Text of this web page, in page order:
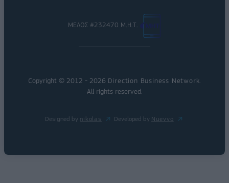
ΜΕΛΟΣ #232470 Μ.Η.Τ.
Copyright © 2012 - 2026 Direction Business Network
All rights reserved.
Designed by nikolas Developed by Nuevvo